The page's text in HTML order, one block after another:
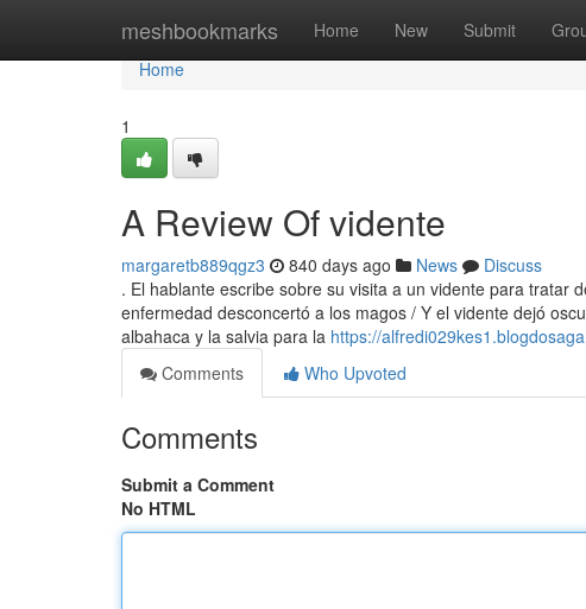
meshbookmarks Home New Submit
Home
Home
1
A Review Of vidente
margaretb889qgz3 840 days ago News
Discuss
. El hablante escribe sobre su visita a un vidente para tratar
enfermedad desconcertó a los magos / Y el vidente dejó
albahaca y la salvia para la https://
Comments
Who Upvoted
Comments
Submit a Comment
No HTML